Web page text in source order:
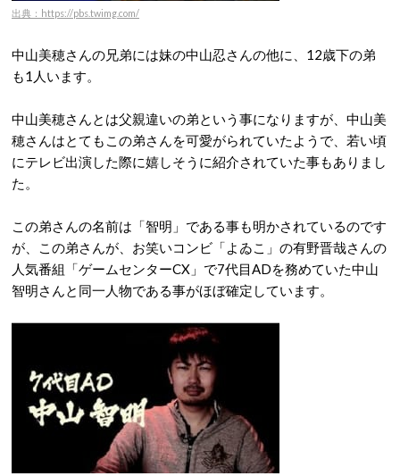
出典：https://pbs.twimg.com/
中山美穂さんの兄弟には妹の中山忍さんの他に、12歳下の弟
も1人います。
中山美穂さんとは父親違いの弟という事になりますが、中山美
穂さんはとてもこの弟さんを可愛がられていたようで、若い頃
にテレビ出演した際に嬉しそうに紹介されていた事もありまし
た。
この弟さんの名前は「智明」である事も明かされているのです
が、この弟さんが、お笑いコンビ「よゐこ」の有野晋哉さんの
人気番組「ゲームセンターCX」で7代目ADを務めていた中山
智明さんと同一人物である事がほぼ確定しています。